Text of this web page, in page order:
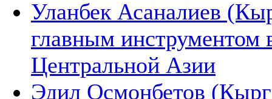
Уланбек Асаналиев
главным инструментом
Центральной Азии
Эдил Осмонбетов